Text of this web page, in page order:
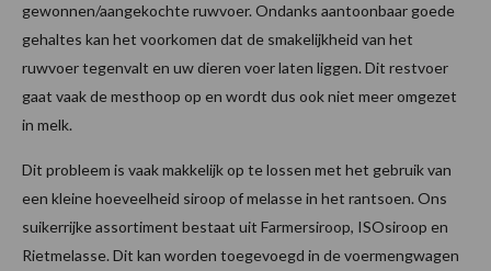
gewonnen/aangekochte ruwvoer. Ondanks aantoonbaar goede
gehaltes kan het voorkomen dat de smakelijkheid van het
ruwvoer tegenvalt en uw dieren voer laten liggen. Dit restvoer
gaat vaak de mesthoop op en wordt dus ook niet meer omgezet
in melk.
Dit probleem is vaak makkelijk op te lossen met het gebruik van
een kleine hoeveelheid siroop of melasse in het rantsoen. Ons
suikerrijke assortiment bestaat uit Farmersiroop, ISOsiroop en
Rietmelasse. Dit kan worden toegevoegd in de voermengwagen